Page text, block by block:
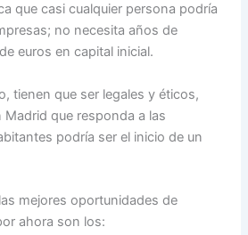
que casi cualquier persona podría
no necesita años de
euros en capital inicial.
tienen que ser legales y éticos,
que responda a las
podría ser el inicio de un
mejores oportunidades de
ahora son los: